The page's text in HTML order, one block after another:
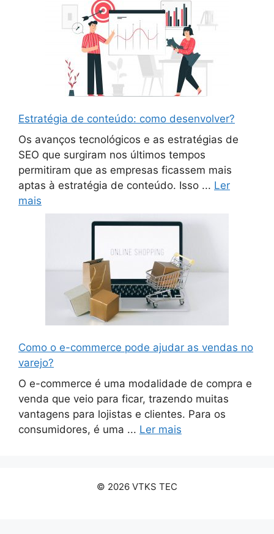
Estratégia de conteúdo: como desenvolver?
Os avanços tecnológicos e as estratégias de
SEO que surgiram nos últimos tempos
permitiram que as empresas ficassem mais
aptas à estratégia de conteúdo. Isso ... Ler
mais
Como o e-commerce pode ajudar as vendas no
varejo?
O e-commerce é uma modalidade de compra e
venda que veio para ficar, trazendo muitas
vantagens para lojistas e clientes. Para os
consumidores, é uma ... Ler mais